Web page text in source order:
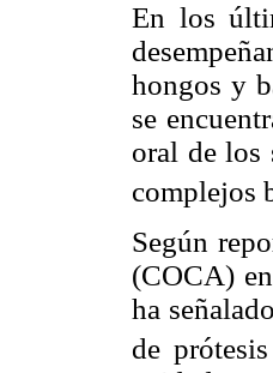
En los
hongos y
se
oral de los
complejos
Según
(COCA)
ha
de